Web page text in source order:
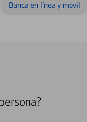
Banca en línea y móvil